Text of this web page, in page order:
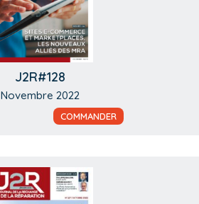
J2R#128
Novembre 2022
COMMANDER